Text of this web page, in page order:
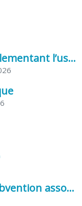
Arrêté préfectoral réglementant l’usage de l’eau
CERFA demande de subvention association